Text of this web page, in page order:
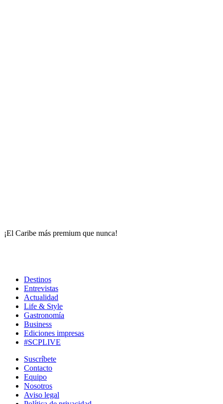
¡El Caribe más premium que nunca!
Destinos
Entrevistas
Actualidad
Life & Style
Gastronomía
Business
Ediciones impresas
#SCPLIVE
Suscríbete
Contacto
Equipo
Nosotros
Aviso legal